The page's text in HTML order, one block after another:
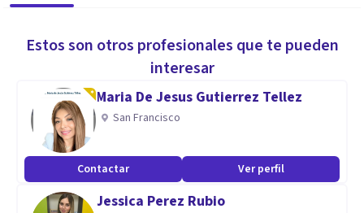
Estos son otros profesionales que te pueden
interesar
Maria De Jesus Gutierrez Tellez
San Francisco
Contactar Ver perfil
Jessica Perez Rubio